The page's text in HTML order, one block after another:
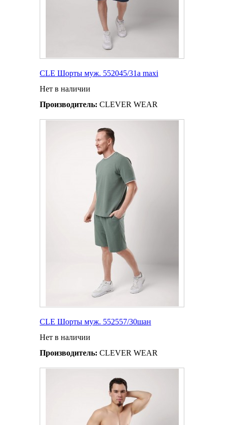
CLE Шорты муж. 552045/31а maxi
Нет в наличии
Производитель: CLEVER WEAR
CLE Шорты муж. 552557/30шан
Нет в наличии
Производитель: CLEVER WEAR